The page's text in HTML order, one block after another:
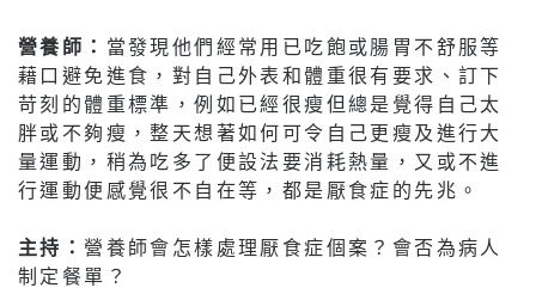
營養師： 當發現他們經常用已吃飽或腸胃不舒服等
藉口避免進食，對自己外表和體重很有要求、訂下
苛刻的體重標準，例如已經很瘦但總是覺得自己太
胖或不夠瘦，整天想著如何可令自己更瘦及進行大
量運動，稍為吃多了便設法要消耗熱量，又或不進
行運動便感覺很不自在等，都是厭食症的先兆。
主持： 營養師會怎樣處理厭食症個案？會否為病人
制定餐單？